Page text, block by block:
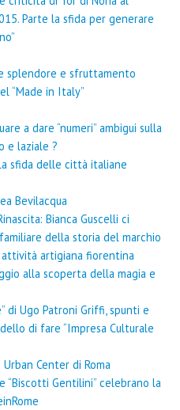
Parte la sfida per generare
splendore e sfruttamento
“Made in Italy”
a dare “numeri” ambigui sulla
e laziale ?
sfida delle città italiane
Bevilacqua
Bianca Guscelli ci
della storia del marchio
attività artigiana fiorentina
alla scoperta della magia e
di Ugo Patroni Griffi, spunti e
di fare “Impresa Culturale
Center di Roma
“Biscotti Gentilini” celebrano la